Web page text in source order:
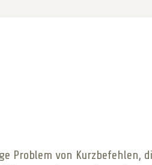
Problem von Kurzbefehlen,